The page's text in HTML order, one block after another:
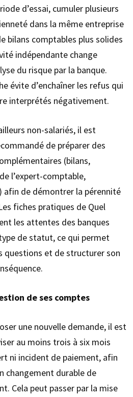
d’essai, cumuler plusieurs
dans la même entreprise
bilans comptables plus solides
indépendante change
du risque par la banque.
évite d’enchaîner les refus qui
interprétés négativement.
non-salariés, il est
de préparer des
(bilans,
l’expert-comptable,
afin de démontrer la pérennité
fiches pratiques de Quel
les attentes des banques
de statut, ce qui permet
questions et de structurer son
de ses comptes
une nouvelle demande, il est
au moins trois à six mois
ni incident de paiement, afin
changement durable de
Cela peut passer par la mise